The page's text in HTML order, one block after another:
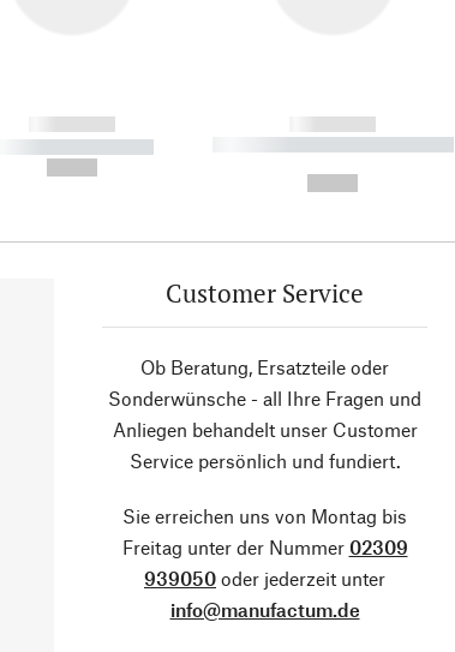
------------
----------- -----------
------------
----------- ----------- ----------
Customer Service
Ob Beratung, Ersatzteile oder
Sonderwünsche - all Ihre Fragen und
Anliegen behandelt unser Customer
Service persönlich und fundiert.
Sie erreichen uns von Montag bis
Freitag unter der Nummer 02309
939050 oder jederzeit unter
info@manufactum.de